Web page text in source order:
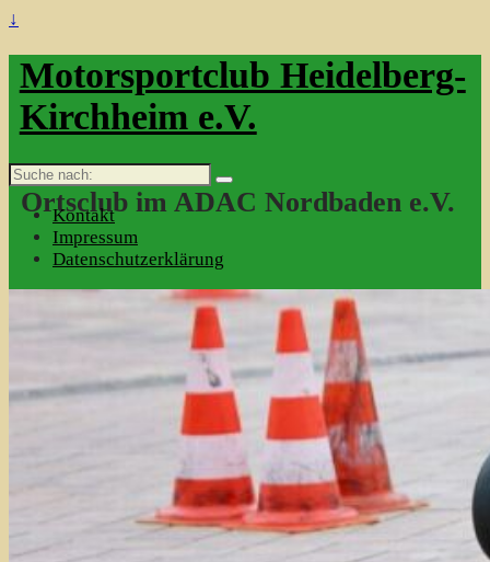
↓
Motorsportclub Heidelberg-
Kirchheim e.V.
Suche
nach:
Ortsclub im ADAC Nordbaden e.V.
Kontakt
Impressum
Datenschutzerklärung